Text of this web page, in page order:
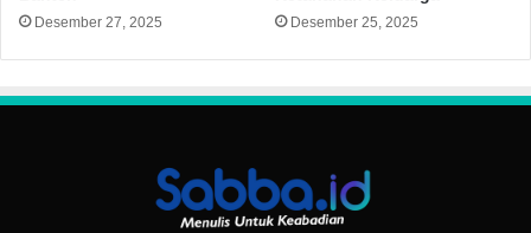
Desember 27, 2025 Desember 25, 2025